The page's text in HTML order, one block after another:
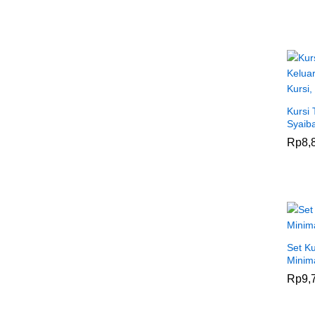
Kursi
Rp
Rp
Set
Rp
Rp